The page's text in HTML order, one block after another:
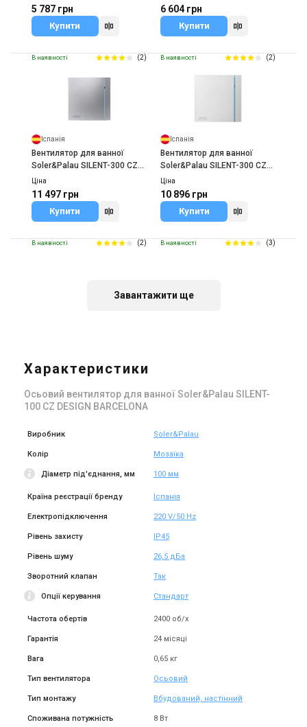
5 787 грн
Купити
6 604 грн
Купити
В наявності (2)
Іспанія
Вентилятор для ванної
Soler&Palau SILENT-300 CZ
SILVER DESIGN 3C
Ціна
11 497 грн
Купити
В наявності (2)
Іспанія
Вентилятор для ванної
Soler&Palau SILENT-300 CZ
DESIGN 3C
Ціна
10 896 грн
Купити
В наявності (2)
MARBLE WHITE DESIGN 4C
Ціна
7 867 грн
Купити
В наявності (3)
Купити
Soler&Palau SILENT-100 CZ
Купити
Soler&Palau SILENT-200 CHZ
В наявності
Soler&Palau SILENT-100 CZ
В наявності
Soler&Palau SILENT-100 CZ
Завантажити ще
Характеристики
Осьовий вентилятор для ванної Soler&Palau SILENT-
100 CZ DESIGN BARCELONA
Виробник Soler&Palau
Колір Мозаїка
Діаметр під'єднання, мм 100 мм
Країна реєстрації бренду Іспанія
Електропідключення 220 V/50 Hz
Рівень захисту IP45
Рівень шуму 26,5 дБа
Зворотний клапан Так
Опції керування Стандарт
Частота обертів 2400 об/х
Гарантія 24 місяці
Вага 0,65 кг
Тип вентилятора Осьовий
Тип монтажу Вбудований, настінний
Споживана потужність 8 Вт